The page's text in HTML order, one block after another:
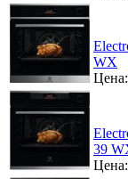
WX
39